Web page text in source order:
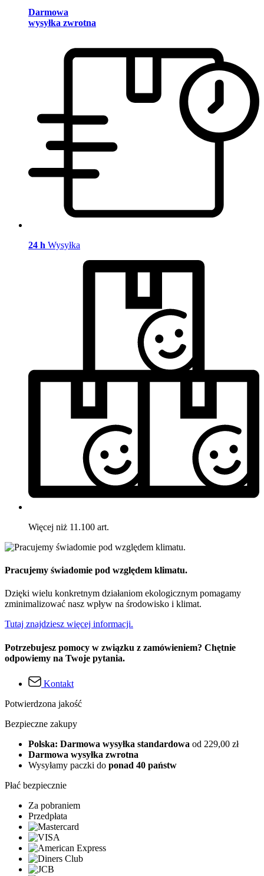
Darmowa
wysyłka zwrotna
24 h Wysyłka
Więcej niż 11.100 art.
Pracujemy świadomie pod względem klimatu.
Dzięki wielu konkretnym działaniom ekologicznym pomagamy
zminimalizować nasz wpływ na środowisko i klimat.
Tutaj znajdziesz więcej informacji.
Potrzebujesz pomocy w związku z zamówieniem? Chętnie
odpowiemy na Twoje pytania.
Kontakt
Potwierdzona jakość
Bezpieczne zakupy
Polska: Darmowa wysyłka standardowa od 229,00 zł
Darmowa wysyłka zwrotna
Wysyłamy paczki do ponad 40 państw
Płać bezpiecznie
Za pobraniem
Przedpłata